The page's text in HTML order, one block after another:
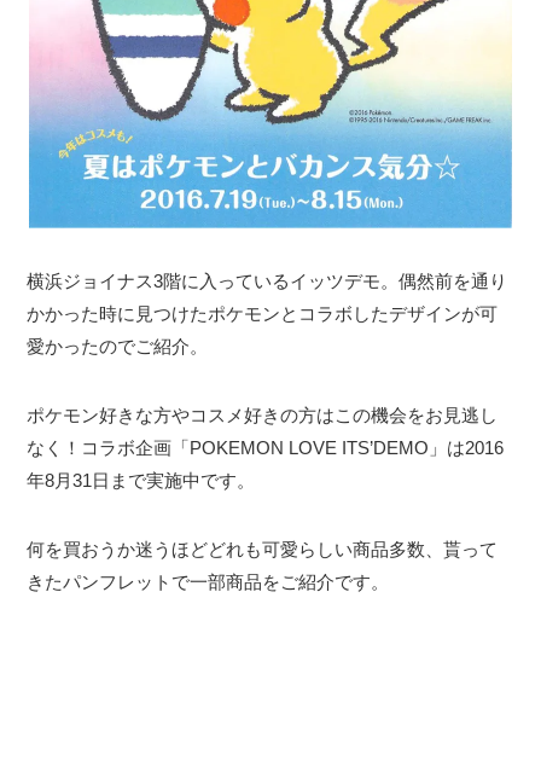
横浜ジョイナス3階に入っているイッツデモ。偶然前を通り
かかった時に見つけたポケモンとコラボしたデザインが可
愛かったのでご紹介。
ポケモン好きな方やコスメ好きの方はこの機会をお見逃し
なく！コラボ企画「POKEMON LOVE ITS’DEMO」は2016
年8月31日まで実施中です。
何を買おうか迷うほどどれも可愛らしい商品多数、貰って
きたパンフレットで一部商品をご紹介です。